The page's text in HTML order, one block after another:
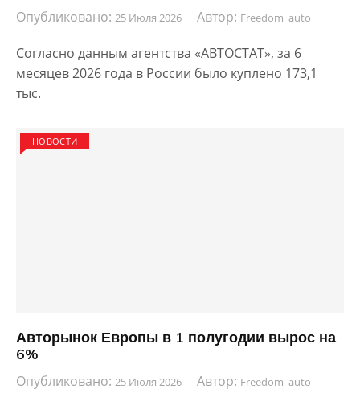
Опубликовано: 25 Июля 2026 Автор: Freedom_auto
Согласно данным агентства «АВТОСТАТ», за 6
месяцев 2026 года в России было куплено 173,1
тыс.
НОВОСТИ
Авторынок Европы в 1 полугодии вырос на
6%
Опубликовано: 25 Июля 2026 Автор: Freedom_auto